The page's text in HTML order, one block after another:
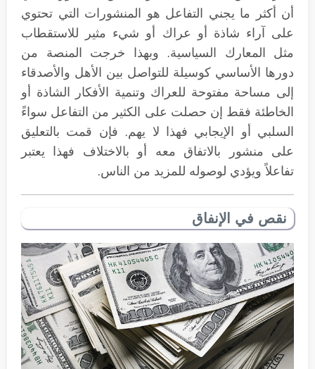
أن أكثر ما يجني التفاعل هو المنشورات التي تحتوي
على آراء شاذة أو عراك أو شيء مثير للاستقطاب
مثل المعارك السياسية. وبهذا خرجت المنصة من
دورها الأساسي كوسيلة للتواصل بين الأهل والأصدقاء
إلى مساحة مفتوحة للعراك وتنمية الأفكار الشاذة أو
الخاطئة فقط إن حصلت على الكثير من التفاعل سواءً
السلبي أو الإيجابي فهذا لا يهم. فإن قمت بالتعليق
على منشور بالاتفاق معه أو بالاختلاف فهذا يعتبر
تفاعلاً ويؤدي لوصوله للمزيد من الناس.
نقص في الإنفاق